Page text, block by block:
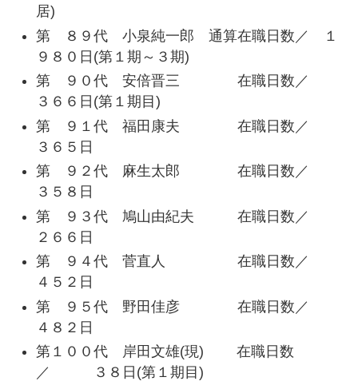
居)
第 ８９代 小泉純一郎 通算在職日数／ １
９８０日(第１期～３期)
第 ９０代 安倍晋三 在職日数／
３６６日(第１期目)
第 ９１代 福田康夫 在職日数／
３６５日
第 ９２代 麻生太郎 在職日数／
３５８日
第 ９３代 鳩山由紀夫 在職日数／
２６６日
第 ９４代 菅直人 在職日数／
４５２日
第 ９５代 野田佳彦 在職日数／
４８２日
第１００代 岸田文雄(現) 在職日数
／ ３８日(第１期目)